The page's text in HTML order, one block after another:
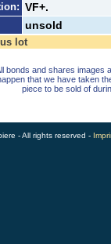
VF+.
unsold
lot
bonds and shares images
that we have taken
piece to be sold of
- All rights reserved -